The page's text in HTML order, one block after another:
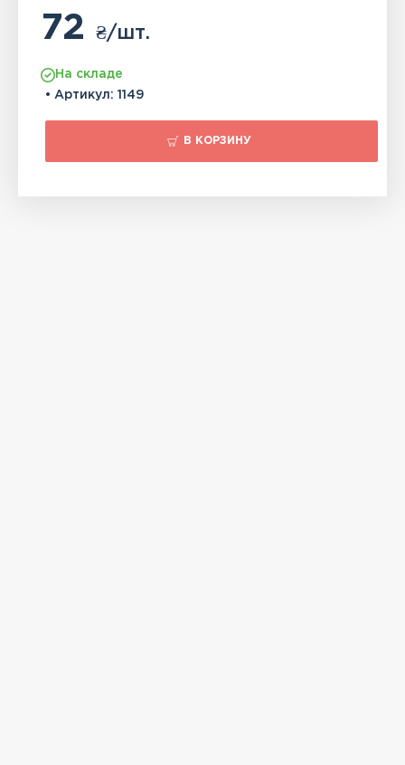
72₴/шт.
На складе
• Артикул: 1149
В КОРЗИНУ